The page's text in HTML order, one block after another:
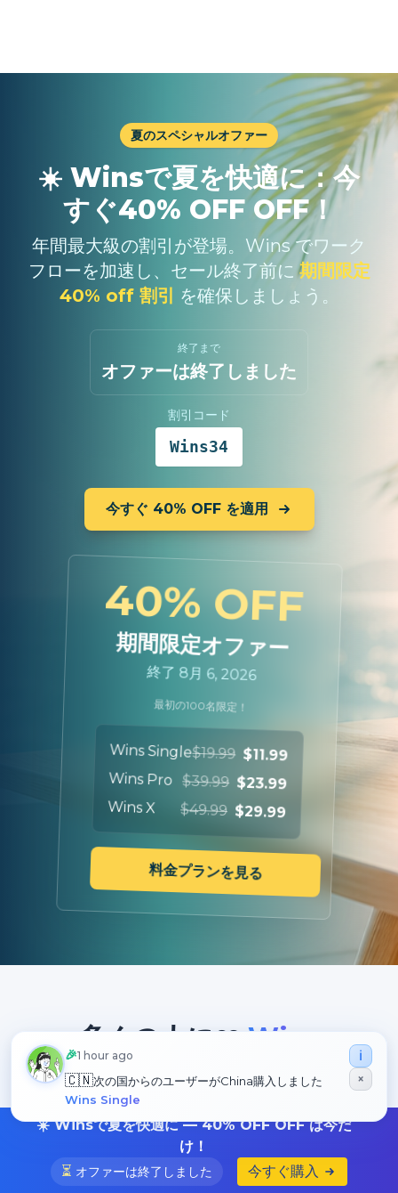
🎉1 hour ago
🇨🇳次の国からのユーザーがChina購入しました
Wins Single
ℹ️
×
☀️ Winsで夏を快適に — 40% OFF OFF は今だ
け！
⏳ オファーは終了しました 今すぐ購入
夏のスペシャルオファー
☀️ Winsで夏を快適に：今
すぐ40% OFF OFF！
年間最大級の割引が登場。Wins でワーク
フローを加速し、セール終了前に期間限定
40% off 割引
を確保しましょう。
終了まで
オファーは終了しました
割引コード
Wins34
今すぐ 40% OFF を適用
40% OFF
期間限定オファー
終了 8月 6, 2026
最初の100名限定！
Wins Single$19.99 $11.99
Wins Pro $39.99 $23.99
Wins X $49.99 $29.99
料金プランを見る
多くの人に❤️ Wins
Wins は世界中で13,266人以上のユーザーに信頼さ
れ、継続的な改善とアップデートを続けています